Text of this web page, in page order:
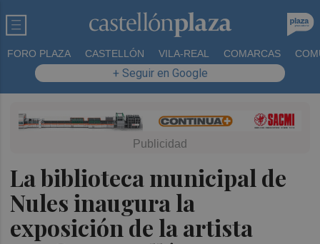
FORO PLAZA CASTELLÓN VILA-REAL COMARCAS
+ Seguir en Google
La biblioteca municipal de
Nules inaugura la
exposición de la artista